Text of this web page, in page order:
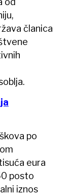
članica
po
eura
posto
iznos